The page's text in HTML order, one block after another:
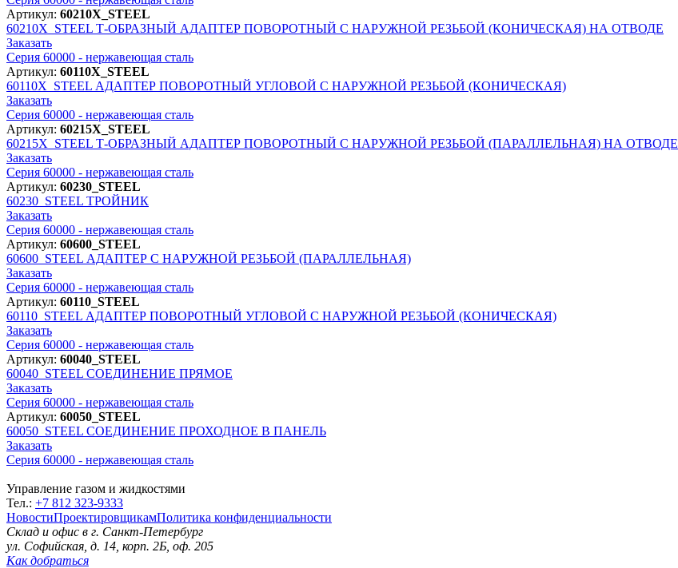
Артикул: 60210X_STEEL
60210X_STEEL Т-ОБРАЗНЫЙ АДАПТЕР ПОВОРОТНЫЙ С НАРУЖНОЙ РЕЗЬБОЙ (КОНИЧЕСКАЯ) НА ОТВОДЕ
Заказать
Серия 60000 - нержавеющая сталь
Артикул: 60110X_STEEL
60110X_STEEL АДАПТЕР ПОВОРОТНЫЙ УГЛОВОЙ С НАРУЖНОЙ РЕЗЬБОЙ (КОНИЧЕСКАЯ)
Заказать
Серия 60000 - нержавеющая сталь
Артикул: 60215X_STEEL
60215X_STEEL Т-ОБРАЗНЫЙ АДАПТЕР ПОВОРОТНЫЙ С НАРУЖНОЙ РЕЗЬБОЙ (ПАРАЛЛЕЛЬНАЯ) НА ОТВОДЕ
Заказать
Серия 60000 - нержавеющая сталь
Артикул: 60230_STEEL
60230_STEEL ТРОЙНИК
Заказать
Серия 60000 - нержавеющая сталь
Артикул: 60600_STEEL
60600_STEEL АДАПТЕР С НАРУЖНОЙ РЕЗЬБОЙ (ПАРАЛЛЕЛЬНАЯ)
Заказать
Серия 60000 - нержавеющая сталь
Артикул: 60110_STEEL
60110_STEEL АДАПТЕР ПОВОРОТНЫЙ УГЛОВОЙ С НАРУЖНОЙ РЕЗЬБОЙ (КОНИЧЕСКАЯ)
Заказать
Серия 60000 - нержавеющая сталь
Артикул: 60040_STEEL
60040_STEEL СОЕДИНЕНИЕ ПРЯМОЕ
Заказать
Серия 60000 - нержавеющая сталь
Артикул: 60050_STEEL
60050_STEEL СОЕДИНЕНИЕ ПРОХОДНОЕ В ПАНЕЛЬ
Заказать
Серия 60000 - нержавеющая сталь
Управление газом и жидкостями
Тел.: +7 812 323-9333
НовостиПроектировщикамПолитика конфиденциальности
Склад и офис в г. Санкт-Петербург
ул. Софийская, д. 14, корп. 2Б, оф. 205
Как добраться